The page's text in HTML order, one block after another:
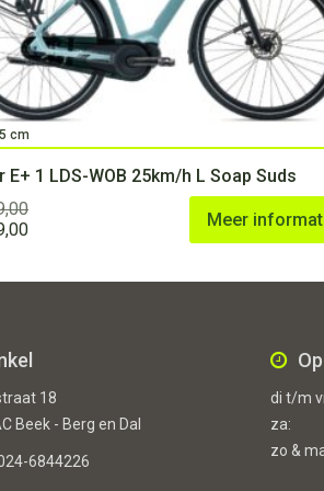
cm
E+ 1 LDS-WOB 25km/h L Soap Suds
Huidige
Meer
18
Beek - Berg en Dal
6844226
di t/m
za:
zo &